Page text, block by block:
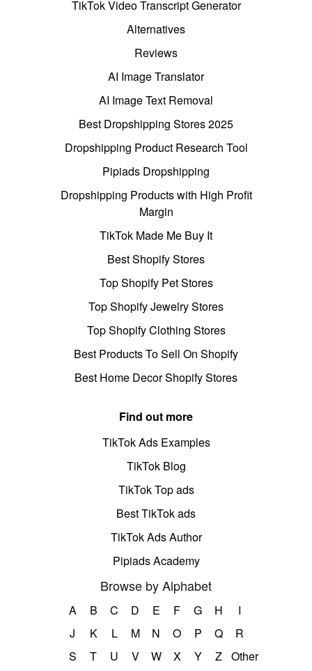
TikTok Video Transcript Generator
Alternatives
Reviews
AI Image Translator
AI Image Text Removal
Best Dropshipping Stores 2025
Dropshipping Product Research Tool
Pipiads Dropshipping
Dropshipping Products with High Profit
Margin
TikTok Made Me Buy It
Best Shopify Stores
Top Shopify Pet Stores
Top Shopify Jewelry Stores
Top Shopify Clothing Stores
Best Products To Sell On Shopify
Best Home Decor Shopify Stores
Find out more
TikTok Ads Examples
TikTok Blog
TikTok Top ads
Best TikTok ads
TikTok Ads Author
Pipiads Academy
Browse by Alphabet
A B C D E F G H
I
J
K L M N O P Q
R
S
T U V W X Y Z Other